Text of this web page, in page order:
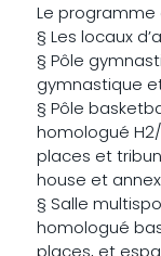
Le programme
§ Les locaux
§ Pôle
gymnastique
§ Pôle
homologué
places et
house et
§ Salle
homologué
places, et